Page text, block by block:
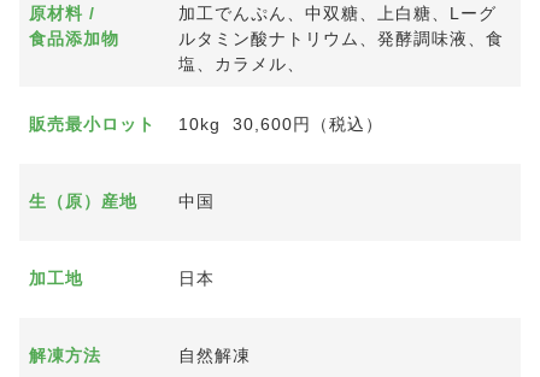
原材料 /
食品添加物
加工でんぷん、中双糖、上白糖、Lーグ
ルタミン酸ナトリウム、発酵調味液、食
塩、カラメル、
販売最小ロット 10kg 30,600円（税込）
生（原）産地 中国
加工地 日本
解凍方法 自然解凍